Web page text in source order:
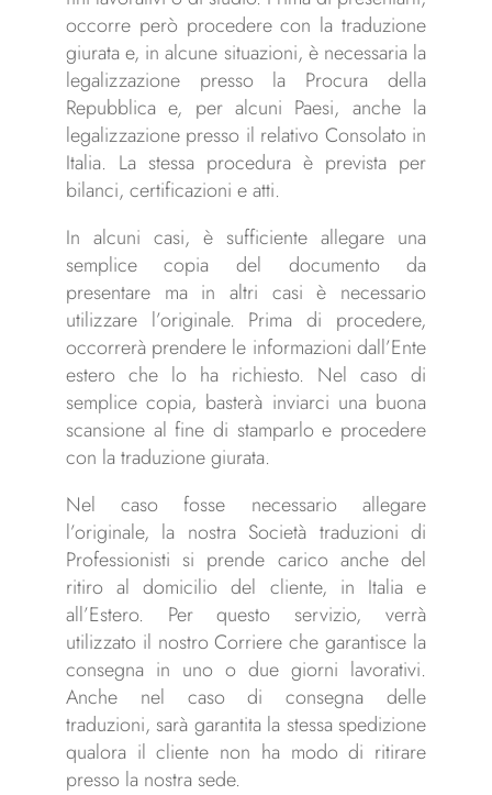
occorre però procedere con la traduzione
giurata e, in alcune situazioni, è necessaria la
legalizzazione presso la Procura della
Repubblica e, per alcuni Paesi, anche la
legalizzazione presso il relativo Consolato in
Italia. La stessa procedura è prevista per
bilanci, certificazioni e atti.
In alcuni casi, è sufficiente allegare una
semplice copia del documento da
presentare ma in altri casi è necessario
utilizzare l’originale. Prima di procedere,
occorrerà prendere le informazioni dall’Ente
estero che lo ha richiesto. Nel caso di
semplice copia, basterà inviarci una buona
scansione al fine di stamparlo e procedere
con la traduzione giurata.
Nel caso fosse necessario allegare
l’originale, la nostra Società traduzioni di
Professionisti si prende carico anche del
ritiro al domicilio del cliente, in Italia e
all’Estero. Per questo servizio, verrà
utilizzato il nostro Corriere che garantisce la
consegna in uno o due giorni lavorativi.
Anche nel caso di consegna delle
traduzioni, sarà garantita la stessa spedizione
qualora il cliente non ha modo di ritirare
presso la nostra sede.